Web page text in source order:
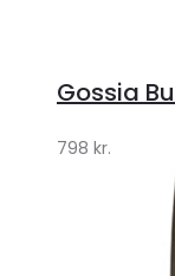
Gossia
798 kr.